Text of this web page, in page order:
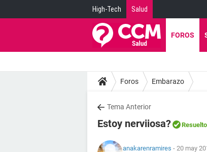
High-Tech Salud
FOROS
Foros Embarazo
Tema Anterior
Estoy nerviiosa? Resuelto
anakarenramires - 20 may